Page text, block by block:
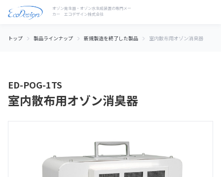
トップ 製品ラインナップ 新規製造を終了した製品 室内散布用オゾン消臭器
ED-POG-1TS
室内散布用オゾン消臭器